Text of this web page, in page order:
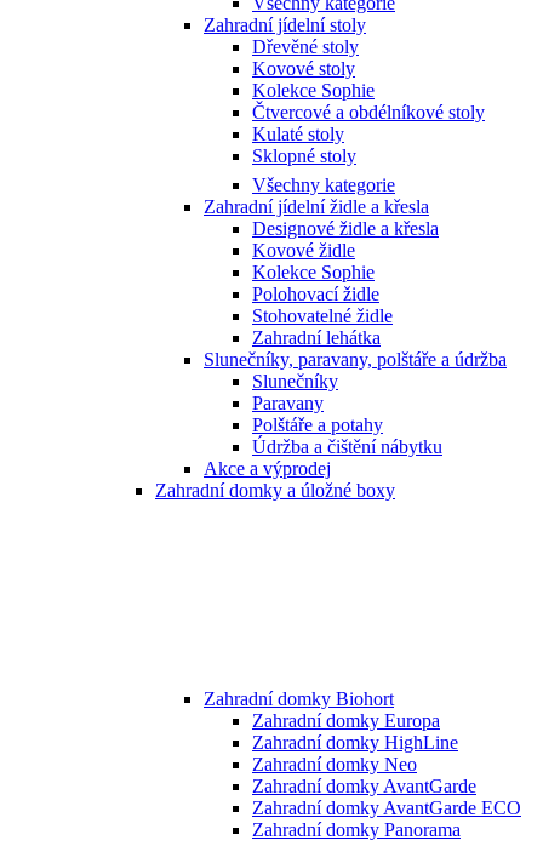
Zahradní jídelní stoly
Dřevěné stoly
Kovové stoly
Kolekce Sophie
Čtvercové a obdélníkové stoly
Kulaté stoly
Sklopné stoly
Všechny kategorie
Zahradní jídelní židle a křesla
Designové židle a křesla
Kovové židle
Kolekce Sophie
Polohovací židle
Stohovatelné židle
Zahradní lehátka
Slunečníky, paravany, polštáře a údržba
Slunečníky
Paravany
Polštáře a potahy
Údržba a čištění nábytku
Akce a výprodej
Zahradní domky a úložné boxy
Zahradní domky Biohort
Zahradní domky Europa
Zahradní domky HighLine
Zahradní domky Neo
Zahradní domky AvantGarde
Zahradní domky AvantGarde ECO
Zahradní domky Panorama